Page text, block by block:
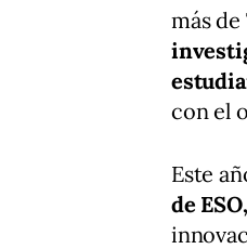
más de
con el
Este
de